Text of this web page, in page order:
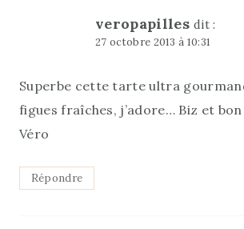
veropapilles dit :
27 octobre 2013 à 10:31
Superbe cette tarte ultra
figues fraîches, j’adore… Biz et
Véro
Répondre